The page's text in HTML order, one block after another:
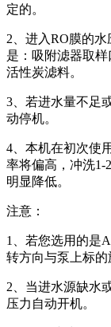
定的。
2、进入RO膜的
是：吸附滤器取
活性炭滤料。
3、若进水量不足
动停机。
4、本机在初次使
率将偏高，冲洗1-
明显降低。
注意：
1、若您选用的是
转方向与泵上标的
2、当进水源缺水
压力自动开机。